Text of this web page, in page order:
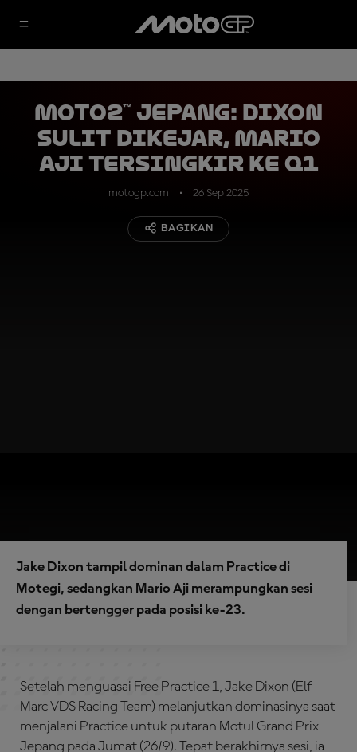
Moto2™ Jepang: Dixon
Sulit Dikejar, Mario
Aji Tersingkir ke Q1
motogp.com 26 Sep 2025
BAGIKAN
Jake Dixon tampil dominan dalam Practice di
Motegi, sedangkan Mario Aji merampungkan sesi
dengan bertengger pada posisi ke-23.
Setelah menguasai Free Practice 1, Jake Dixon (Elf
Marc VDS Racing Team) melanjutkan dominasinya saat
menjalani Practice untuk putaran Motul Grand Prix
Jepang pada Jumat (26/9). Tepat berakhirnya sesi, ia